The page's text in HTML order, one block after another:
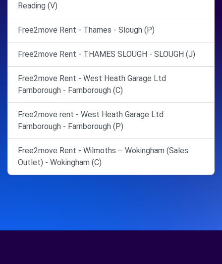
Reading (V)
Free2move Rent - Thames - Slough (P)
Free2move Rent - THAMES SLOUGH - SLOUGH (J)
Free2move Rent - West Heath Garage Ltd
Farnborough - Farnborough (C)
Free2move rent - West Heath Garage Ltd
Farnborough - Farnborough (P)
Free2move Rent - Wilmoths – Wokingham (Sales
Outlet) - Wokingham (C)